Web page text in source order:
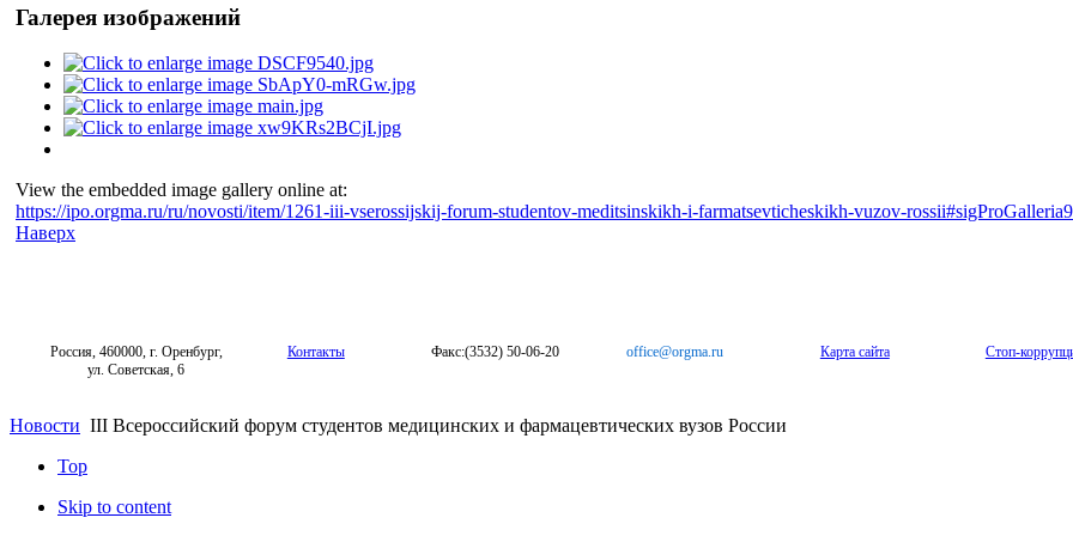
Галерея изображений
View the embedded image gallery online at:
https://ipo.orgma.ru/ru/novosti/item/1261-iii-vserossijskij-forum-studentov-meditsinskikh-i-farmatsevticheskikh-vuzov-
Наверх
Россия, 460000, г. Оренбург,
ул. Советская, 6
Контакты Факс:(3532) 50-06-20 office@orgma.ru Карта сайта Стоп-
Новости III Всероссийский форум студентов медицинских и фармацевтических вузов России
Top
Skip to content